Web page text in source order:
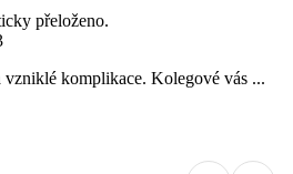
přeloženo.
vzniklé komplikace. Kolegové vás ...